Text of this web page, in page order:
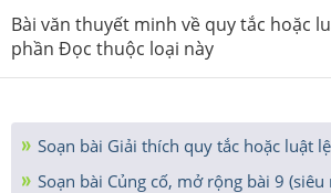
Bài văn thuyết minh về quy tắc hoặc
phần Đọc thuộc loại này
Soạn bài Giải thích quy tắc hoặc luật
Soạn bài Củng cố, mở rộng bài 9 (siêu